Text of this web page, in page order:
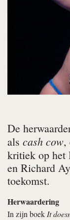
De
als cash cow,
kritiek op het
en Richard
toekomst.
Herwaardering
In zijn boekIt